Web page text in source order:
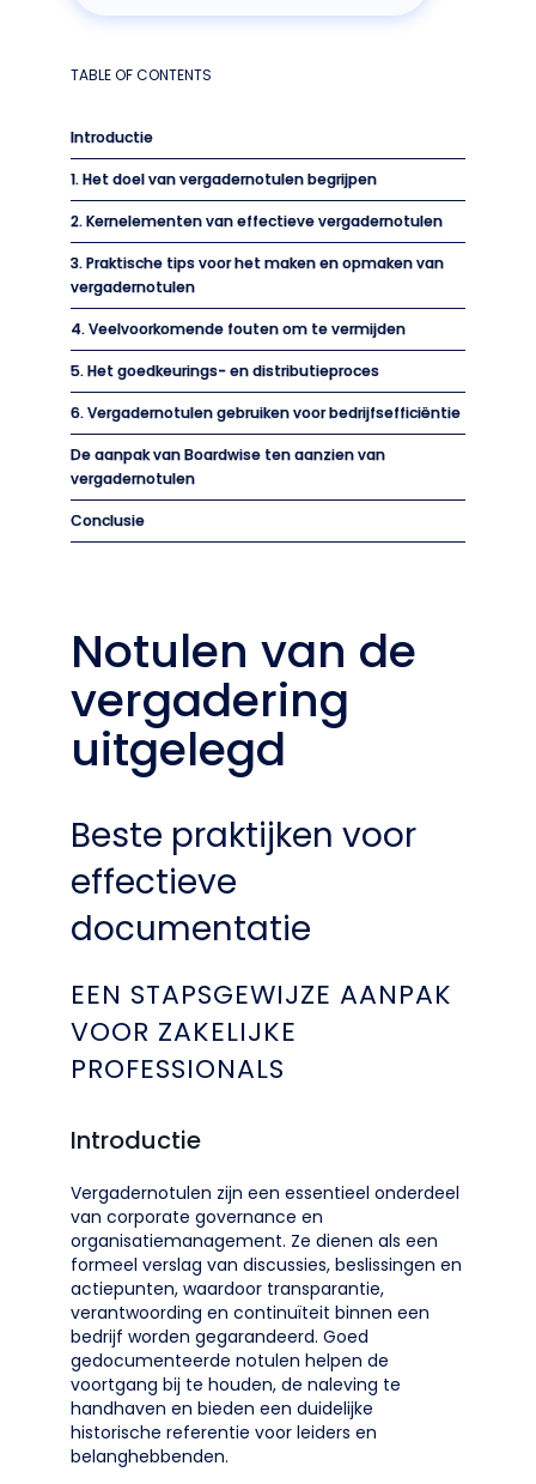
TABLE OF CONTENTS
Introductie
1. Het doel van vergadernotulen begrijpen
2. Kernelementen van effectieve vergadernotulen
3. Praktische tips voor het maken en opmaken van
vergadernotulen
4. Veelvoorkomende fouten om te vermijden
5. Het goedkeurings- en distributieproces
6. Vergadernotulen gebruiken voor bedrijfsefficiëntie
De aanpak van Boardwise ten aanzien van
vergadernotulen
Conclusie
Notulen van de
vergadering
uitgelegd
Beste praktijken voor
effectieve
documentatie
EEN STAPSGEWIJZE AANPAK
VOOR ZAKELIJKE
PROFESSIONALS
Introductie
Vergadernotulen zijn een essentieel onderdeel
van corporate governance en
organisatiemanagement. Ze dienen als een
formeel verslag van discussies, beslissingen en
actiepunten, waardoor transparantie,
verantwoording en continuïteit binnen een
bedrijf worden gegarandeerd. Goed
gedocumenteerde notulen helpen de
voortgang bij te houden, de naleving te
handhaven en bieden een duidelijke
historische referentie voor leiders en
belanghebbenden.